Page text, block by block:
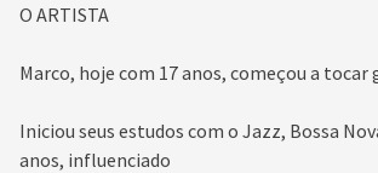
O ARTISTA
Marco, hoje com 17 anos, começou a tocar
Iniciou seus estudos com o Jazz, Bossa
anos, influenciado